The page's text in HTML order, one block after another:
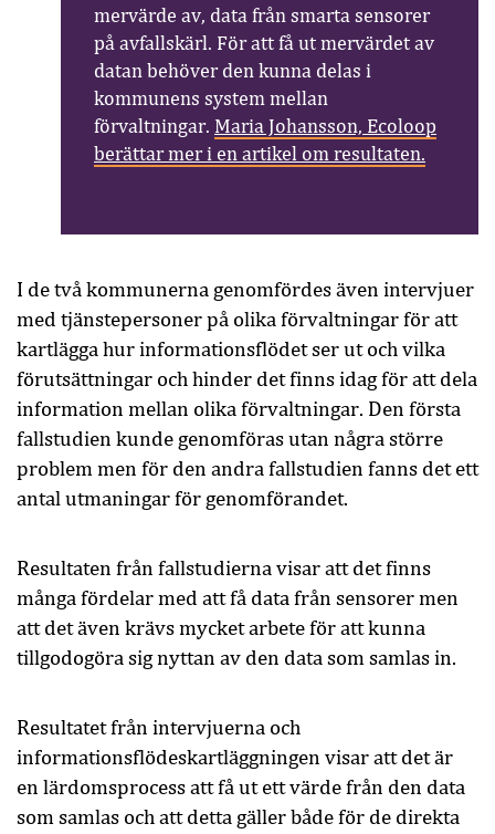
mervärde av, data från smarta sensorer
på avfallskärl. För att få ut mervärdet av
datan behöver den kunna delas i
kommunens system mellan
förvaltningar. Maria Johansson, Ecoloop
berättar mer i en artikel om resultaten.
I de två kommunerna genomfördes även intervjuer
med tjänstepersoner på olika förvaltningar för att
kartlägga hur informationsflödet ser ut och vilka
förutsättningar och hinder det finns idag för att dela
information mellan olika förvaltningar. Den första
fallstudien kunde genomföras utan några större
problem men för den andra fallstudien fanns det ett
antal utmaningar för genomförandet.
Resultaten från fallstudierna visar att det finns
många fördelar med att få data från sensorer men
att det även krävs mycket arbete för att kunna
tillgodogöra sig nyttan av den data som samlas in.
Resultatet från intervjuerna och
informationsflödeskartläggningen visar att det är
en lärdomsprocess att få ut ett värde från den data
som samlas och att detta gäller både för de direkta